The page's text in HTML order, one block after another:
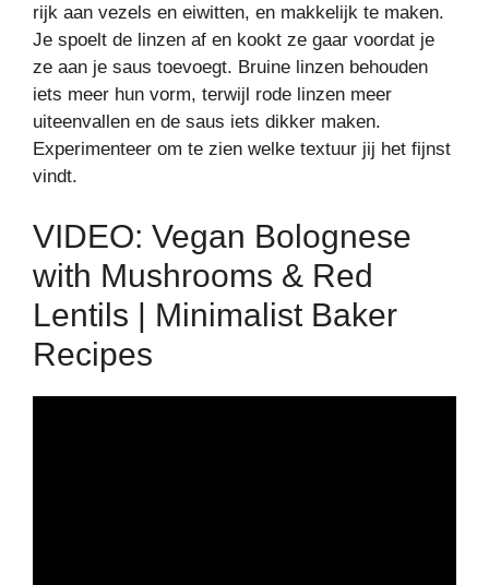
rijk aan vezels en eiwitten, en makkelijk te maken.
Je spoelt de linzen af en kookt ze gaar voordat je
ze aan je saus toevoegt. Bruine linzen behouden
iets meer hun vorm, terwijl rode linzen meer
uiteenvallen en de saus iets dikker maken.
Experimenteer om te zien welke textuur jij het fijnst
vindt.
VIDEO: Vegan Bolognese
with Mushrooms & Red
Lentils | Minimalist Baker
Recipes